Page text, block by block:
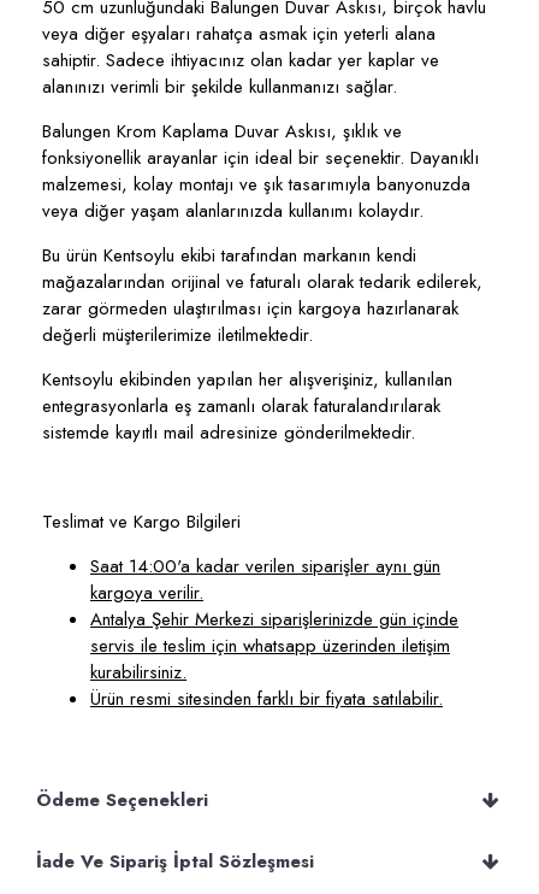
50 cm uzunluğundaki Balungen Duvar Askısı, birçok havlu
veya diğer eşyaları rahatça asmak için yeterli alana
sahiptir. Sadece ihtiyacınız olan kadar yer kaplar ve
alanınızı verimli bir şekilde kullanmanızı sağlar.
Balungen Krom Kaplama Duvar Askısı, şıklık ve
fonksiyonellik arayanlar için ideal bir seçenektir. Dayanıklı
malzemesi, kolay montajı ve şık tasarımıyla banyonuzda
veya diğer yaşam alanlarınızda kullanımı kolaydır.
Bu ürün Kentsoylu ekibi tarafından markanın kendi
mağazalarından orijinal ve faturalı olarak tedarik edilerek,
zarar görmeden ulaştırılması için kargoya hazırlanarak
değerli müşterilerimize iletilmektedir.
Kentsoylu ekibinden yapılan her alışverişiniz, kullanılan
entegrasyonlarla eş zamanlı olarak faturalandırılarak
sistemde kayıtlı mail adresinize gönderilmektedir.
Teslimat ve Kargo Bilgileri
Saat 14:00'a kadar verilen siparişler aynı gün
kargoya verilir.
Antalya Şehir Merkezi siparişlerinizde gün içinde
servis ile teslim için whatsapp üzerinden iletişim
kurabilirsiniz.
Ürün resmi sitesinden farklı bir fiyata satılabilir.
Ödeme Seçenekleri
İade Ve Sipariş İptal Sözleşmesi